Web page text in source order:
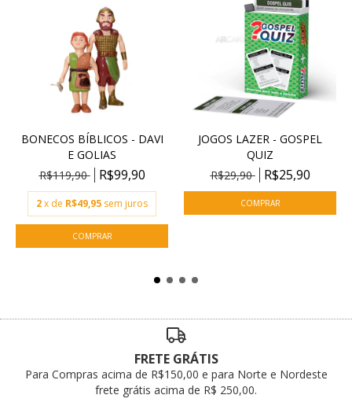
BONECOS BÍBLICOS - DAVI
E GOLIAS
R$119,90
R$99,90
2x de R$49,95 sem juros
JOGOS LAZER - GOSPEL
QUIZ
R$29,90
R$25,90
FRETE GRÁTIS
Para Compras acima de R$150,00 e para Norte e Nordeste
frete grátis acima de R$ 250,00.